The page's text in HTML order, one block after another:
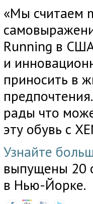
«Мы считаем
Running в
и
приносить в
рады что
эту обувь с
Узнайте
выпущены 20
в Нью-Йорке.